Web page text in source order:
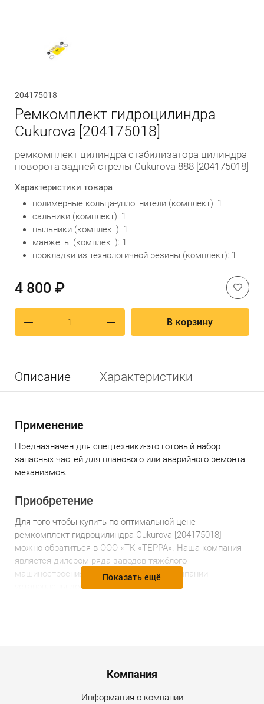
204175018
Ремкомплект гидроцилиндра
Cukurova [204175018]
ремкомплект цилиндра стабилизатора цилиндра
поворота задней стрелы Cukurova 888 [204175018]
Характеристики товара
полимерные кольца-уплотнители (комплект): 1
сальники (комплект): 1
пыльники (комплект): 1
манжеты (комплект): 1
прокладки из технологичной резины (комплект): 1
4 800 ₽
В корзину
Описание Характеристики
Применение
Предназначен для спецтехники-это готовый набор
запасных частей для планового или аварийного ремонта
механизмов.
Приобретение
Для того чтобы купить по оптимальной цене
ремкомплект гидроцилиндра Cukurova [204175018]
можно обратиться в ООО «ТК «ТЕРРА». Наша компания
является дилером ряда заводов тяжёлого
машиностроения.
На всю продукцию
компании
установлены доступные и разумные цены,
Показать ещё
Компания
Информация о компании